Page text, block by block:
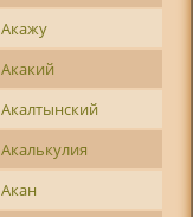
Акажу
Акакий
Акалтынский
Акалькулия
Акан